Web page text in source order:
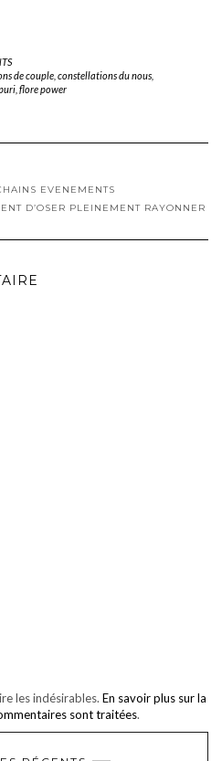
de couple, constellations du nous,
flore power
EVENEMENTS
D’OSER PLEINEMENT RAYONNER
les indésirables. En savoir plus sur la
sont traitées.